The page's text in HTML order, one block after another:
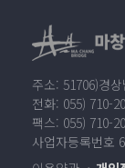
주소: 51706)경
전화: 055) 710-
팩스: 055) 710-
사업자등록번호